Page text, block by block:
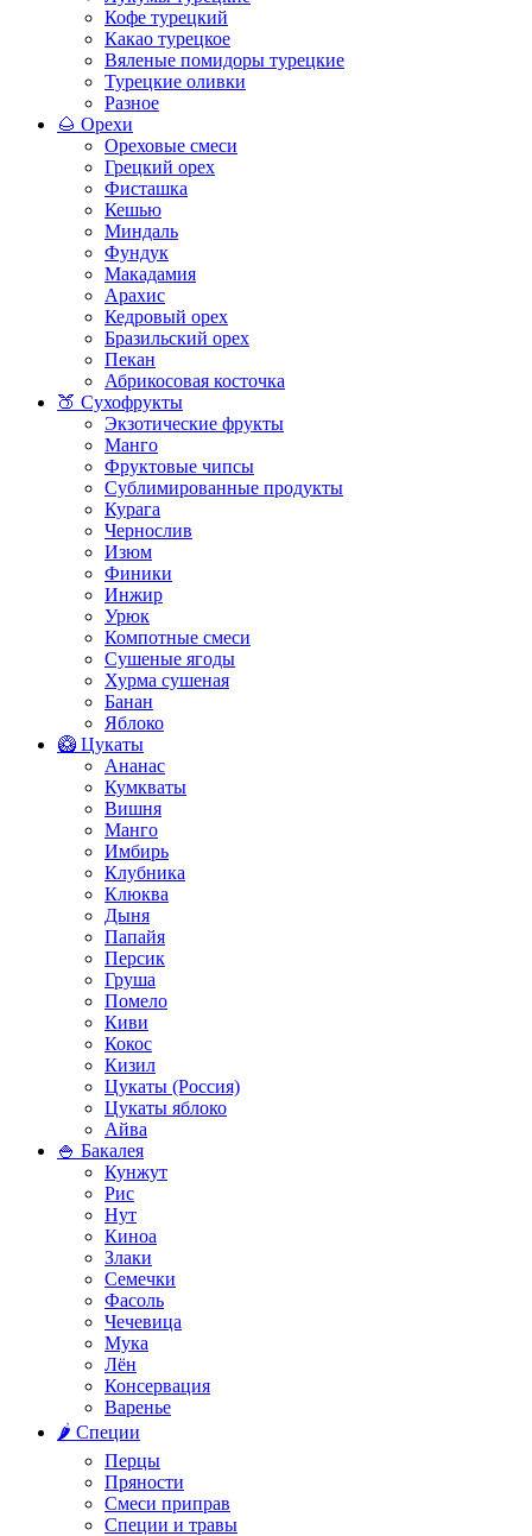
Кофе турецкий
Какао турецкое
Вяленые помидоры турецкие
Турецкие оливки
Разное
🌰 Орехи
Ореховые смеси
Грецкий орех
Фисташка
Кешью
Миндаль
Фундук
Макадамия
Арахис
Кедровый орех
Бразильский орех
Пекан
Абрикосовая косточка
🍑 Сухофрукты
Экзотические фрукты
Манго
Фруктовые чипсы
Сублимированные продукты
Курага
Чернослив
Изюм
Финики
Инжир
Урюк
Компотные смеси
Сушеные ягоды
Хурма сушеная
Банан
Яблоко
🥝 Цукаты
Ананас
Кумкваты
Вишня
Манго
Имбирь
Клубника
Клюква
Дыня
Папайя
Персик
Груша
Помело
Киви
Кокос
Кизил
Цукаты (Россия)
Цукаты яблоко
Айва
🍚 Бакалея
Кунжут
Рис
Нут
Киноа
Злаки
Семечки
Фасоль
Чечевица
Мука
Лён
Консервация
Варенье
🌶️ Специи
Перцы
Пряности
Смеси приправ
Специи и травы